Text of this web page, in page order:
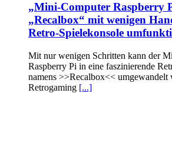
„Mini-Computer Raspberry
„Recalbox“ mit wenigen
Retro-Spielekonsole
Mit nur wenigen Schritten kann der
Raspberry Pi in eine faszinierende
namens >>Recalbox<< umgewandelt
Retrogaming [...]